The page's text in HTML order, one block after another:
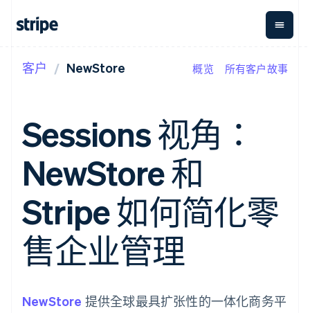
支付
在线支付
Managed
Payments
方案
Payment links
无代码支付
Checkout
预构建支付界
面
Elements
methods
经常性收入
Metronome
按用量计费
Subscriptions
订阅管理
Invoicing
一次性或定期
账单
Tax
销售税和增值
税自动化
会计自动化
资金管
Global
钱包、
稳定币
发行和
平台
按企业阶段
按应用场景
智能体商务
加密货币
电子商务
嵌入式金融
财务自动化
全球化企业
应用内支付
资金管理
平台
文档
Stripe Apps
接受线上付款
实施预置结账流程
构建平台或交易市场
管理订阅
提供按用量计费
通过智能体配置和管理服
务
学习
支持
获取支持
托管支持方案
专业服务
客户 NewStore 概览 所有客户故事
Sessions 视角：
NewStore 和
Stripe 如何简化零
售企业管理
NewStore 提供全球最具扩张性的一体化商务平